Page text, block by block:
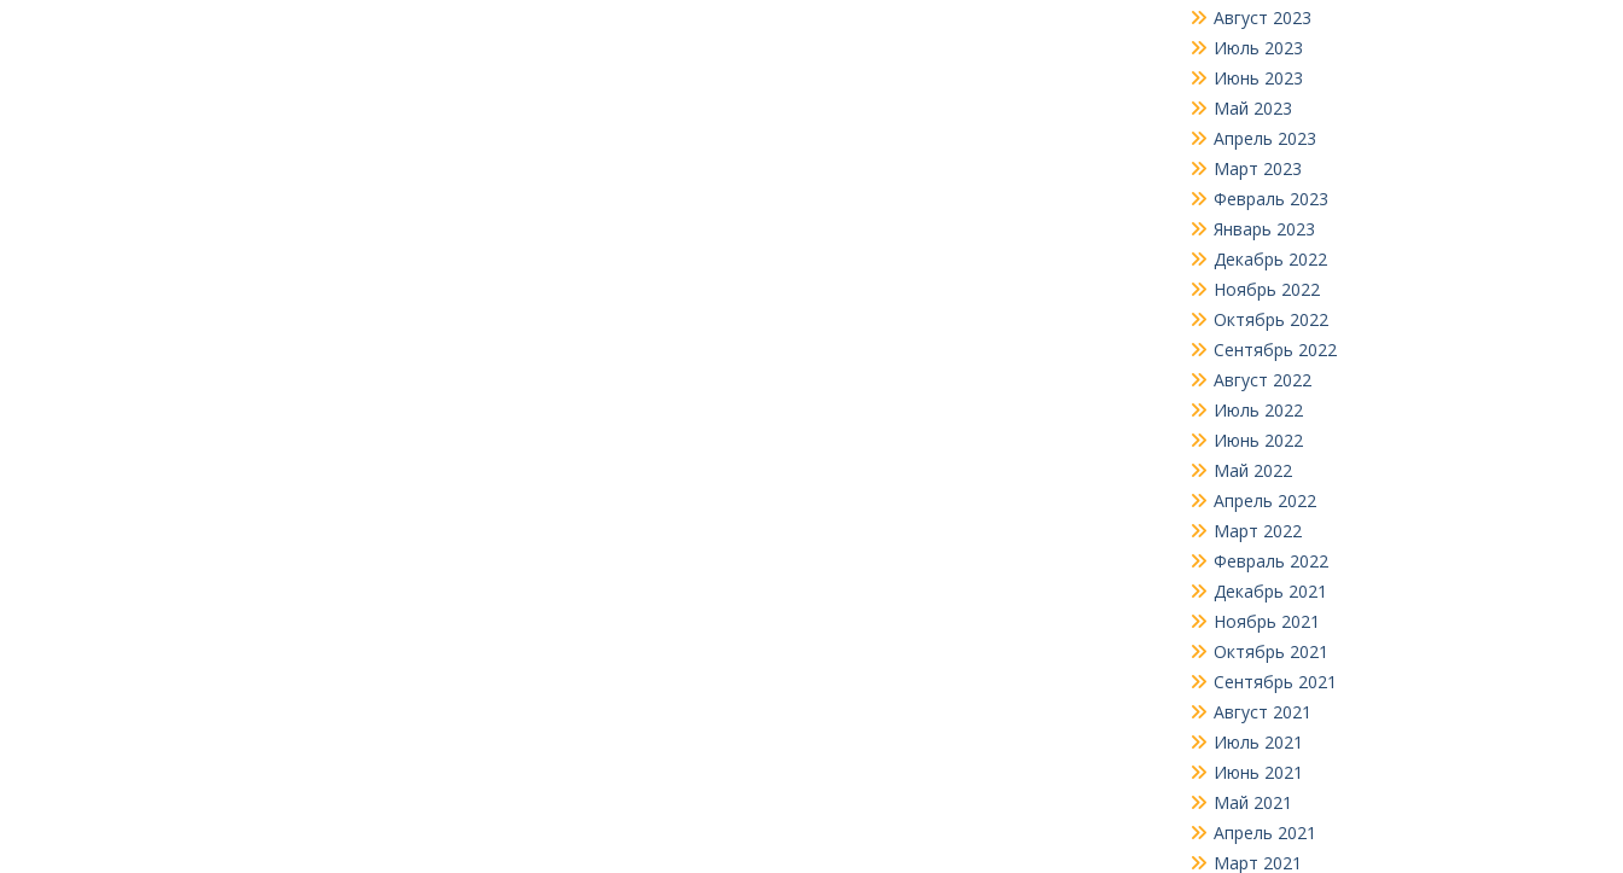
Август 2023
Июль 2023
Июнь 2023
Май 2023
Апрель 2023
Март 2023
Февраль 2023
Январь 2023
Декабрь 2022
Ноябрь 2022
Октябрь 2022
Сентябрь 2022
Август 2022
Июль 2022
Июнь 2022
Май 2022
Апрель 2022
Март 2022
Февраль 2022
Декабрь 2021
Ноябрь 2021
Октябрь 2021
Сентябрь 2021
Август 2021
Июль 2021
Июнь 2021
Май 2021
Апрель 2021
Март 2021